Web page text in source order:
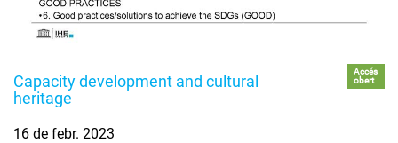
Capacity development and cultural
heritage
Accés
obert
16 de febr. 2023